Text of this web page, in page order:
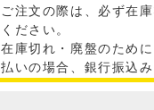
ご注文の際は、必ず在
ください。
在庫切れ・廃盤のため
払いの場合、銀行振込